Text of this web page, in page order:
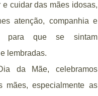
e cuidar das mães idosas,
atenção, companhia e
para que se sintam
lembradas.
da Mãe, celebramos
mães, especialmente as